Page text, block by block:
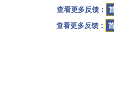
查看更多反馈：
查看更多反馈：